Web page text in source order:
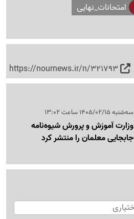
امتحانات_نهایی
https://nournews.ir/n/321793
سه‌شنبه 1405/02/15 ساعت 13:02
وزارت آموزش و پرورش شیوه‌نامه
جابجایی معلمان را منتشر کرد